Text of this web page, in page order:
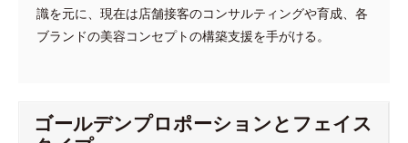
識を元に、現在は店舗接客のコンサルティングや育成、各
ブランドの美容コンセプトの構築支援を手がける。
ゴールデンプロポーションとフェイス